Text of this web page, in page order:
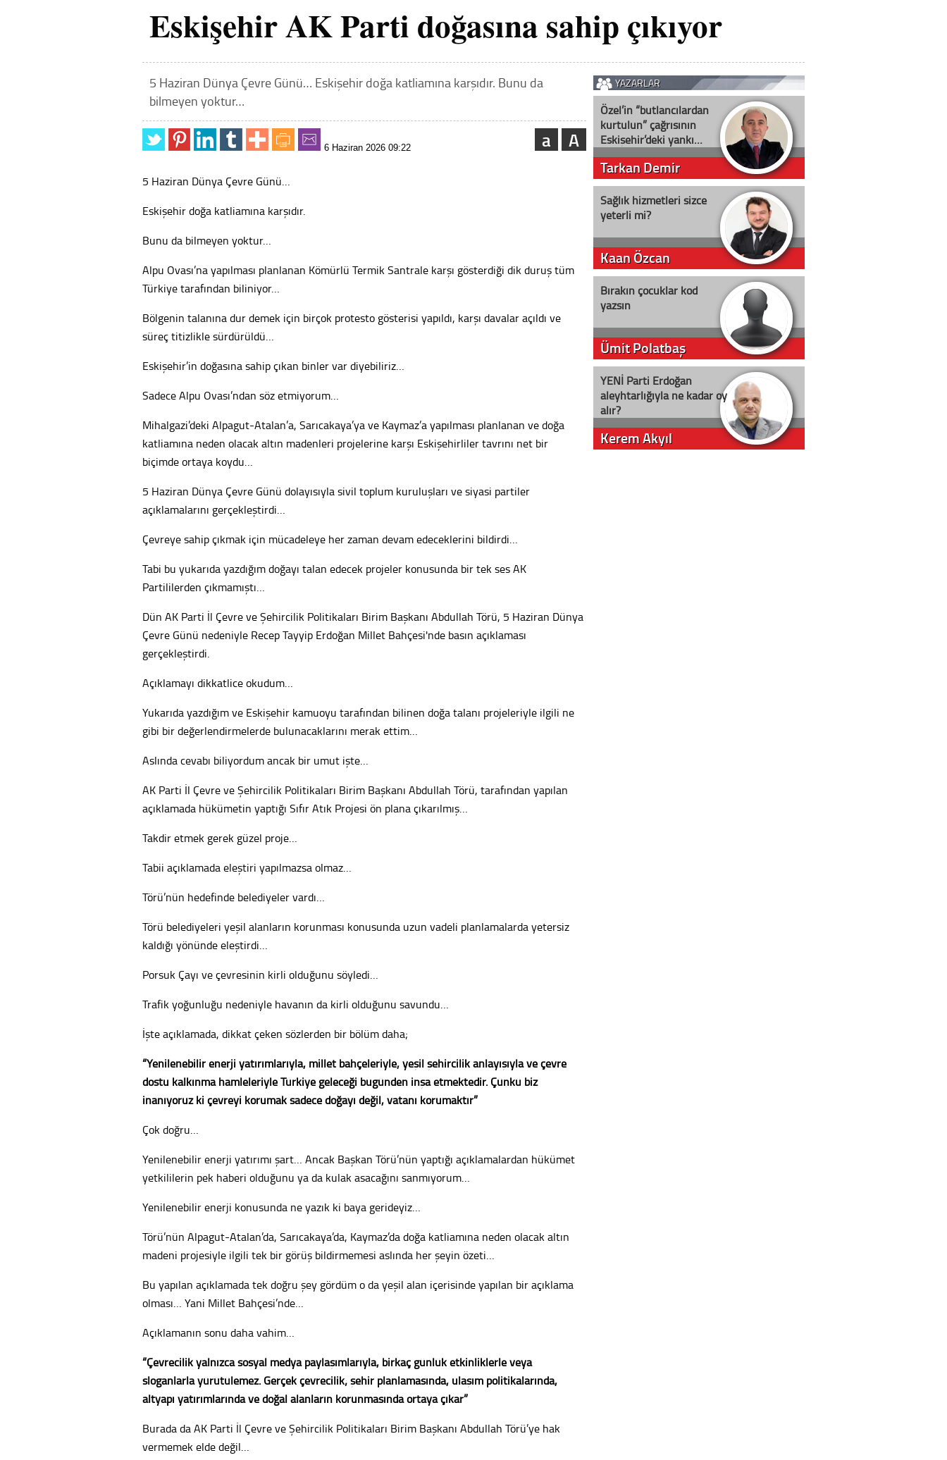
Eskişehir AK Parti doğasına sahip çıkıyor
5 Haziran Dünya Çevre Günü… Eskişehir doğa katliamına karşıdır. Bunu da
bilmeyen yoktur…
6 Haziran 2026 09:22 A
a
5 Haziran Dünya Çevre Günü…
Eskişehir doğa katliamına karşıdır.
Bunu da bilmeyen yoktur…
Alpu Ovası’na yapılması planlanan Kömürlü Termik Santrale karşı gösterdiği dik duruş tüm
Türkiye tarafından biliniyor…
Bölgenin talanına dur demek için birçok protesto gösterisi yapıldı, karşı davalar açıldı ve
süreç titizlikle sürdürüldü…
Eskişehir’in doğasına sahip çıkan binler var diyebiliriz…
Sadece Alpu Ovası’ndan söz etmiyorum…
Mihalgazi’deki Alpagut-Atalan’a, Sarıcakaya’ya ve Kaymaz’a yapılması planlanan ve doğa
katliamına neden olacak altın madenleri projelerine karşı Eskişehirliler tavrını net bir
biçimde ortaya koydu…
5 Haziran Dünya Çevre Günü dolayısıyla sivil toplum kuruluşları ve siyasi partiler
açıklamalarını gerçekleştirdi…
Çevreye sahip çıkmak için mücadeleye her zaman devam edeceklerini bildirdi…
Tabi bu yukarıda yazdığım doğayı talan edecek projeler konusunda bir tek ses AK
Partililerden çıkmamıştı…
Dün AK Parti İl Çevre ve Şehircilik Politikaları Birim Başkanı Abdullah Törü, 5 Haziran Dünya
Çevre Günü nedeniyle Recep Tayyip Erdoğan Millet Bahçesi'nde basın açıklaması
gerçekleştirdi.
Açıklamayı dikkatlice okudum…
Yukarıda yazdığım ve Eskişehir kamuoyu tarafından bilinen doğa talanı projeleriyle ilgili ne
gibi bir değerlendirmelerde bulunacaklarını merak ettim…
Aslında cevabı biliyordum ancak bir umut işte…
AK Parti İl Çevre ve Şehircilik Politikaları Birim Başkanı Abdullah Törü, tarafından yapılan
açıklamada hükümetin yaptığı Sıfır Atık Projesi ön plana çıkarılmış…
Takdir etmek gerek güzel proje…
Tabii açıklamada eleştiri yapılmazsa olmaz…
Törü’nün hedefinde belediyeler vardı…
Törü belediyeleri yeşil alanların korunması konusunda uzun vadeli planlamalarda yetersiz
kaldığı yönünde eleştirdi…
Porsuk Çayı ve çevresinin kirli olduğunu söyledi…
Trafik yoğunluğu nedeniyle havanın da kirli olduğunu savundu…
İşte açıklamada, dikkat çeken sözlerden bir bölüm daha;
“Yenilenebilir enerji yatırımlarıyla, millet bahçeleriyle, yeşil şehircilik anlayışıyla ve çevre
dostu kalkınma hamleleriyle Türkiye geleceği bugünden inşa etmektedir. Çünkü biz
inanıyoruz ki çevreyi korumak sadece doğayı değil, vatanı korumaktır”
Çok doğru…
Yenilenebilir enerji yatırımı şart… Ancak Başkan Törü’nün yaptığı açıklamalardan hükümet
yetkililerin pek haberi olduğunu ya da kulak asacağını sanmıyorum…
Yenilenebilir enerji konusunda ne yazık ki baya gerideyiz…
Törü’nün Alpagut-Atalan’da, Sarıcakaya’da, Kaymaz’da doğa katliamına neden olacak altın
madeni projesiyle ilgili tek bir görüş bildirmemesi aslında her şeyin özeti…
Bu yapılan açıklamada tek doğru şey gördüm o da yeşil alan içerisinde yapılan bir açıklama
olması… Yani Millet Bahçesi’nde…
Açıklamanın sonu daha vahim…
“Çevrecilik yalnızca sosyal medya paylaşımlarıyla, birkaç günlük etkinliklerle veya
sloganlarla yürütülemez. Gerçek çevrecilik; şehir planlamasında, ulaşım politikalarında,
altyapı yatırımlarında ve doğal alanların korunmasında ortaya çıkar”
Burada da AK Parti İl Çevre ve Şehircilik Politikaları Birim Başkanı Abdullah Törü’ye hak
vermemek elde değil…
YAZARLAR
Özel’in “butlancılardan
kurtulun” çağrısının
Eskişehir’deki yankı…
Tarkan Demir
Sağlık hizmetleri sizce
yeterli mi?
Kaan Özcan
Bırakın çocuklar kod
yazsın
Ümit Polatbaş
YENİ Parti Erdoğan
aleyhtarlığıyla ne kadar oy
alır?
Kerem Akyıl